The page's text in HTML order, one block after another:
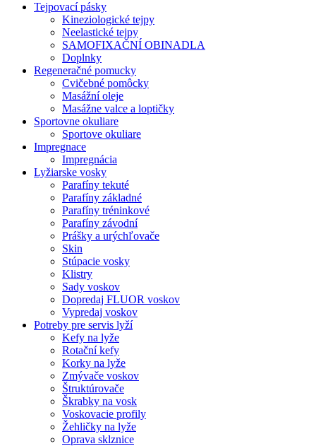
Tejpovací pásky
Kineziologické tejpy
Neelastické tejpy
SAMOFIXAČNÍ OBINADLA
Doplnky
Regeneračné pomucky
Cvičebné pomôcky
Masážní oleje
Masážne valce a loptičky
Sportovne okuliare
Sportove okuliare
Impregnace
Impregnácia
Lyžiarske vosky
Parafíny tekuté
Parafíny základné
Parafíny tréninkové
Parafíny závodní
Prášky a urýchľovače
Skin
Stúpacie vosky
Klistry
Sady voskov
Dopredaj FLUOR voskov
Vypredaj voskov
Potreby pre servis lyží
Kefy na lyže
Rotační kefy
Korky na lyže
Zmývače voskov
Štruktúrovače
Škrabky na vosk
Voskovacie profily
Žehličky na lyže
Oprava sklznice